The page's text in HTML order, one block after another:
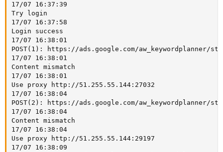
17/07 16:37:39
Try login
17/07 16:37:58
Login success
17/07 16:38:01
POST(1): https://ads.google.com/aw_keywordplanner/
17/07 16:38:01
Content mismatch
17/07 16:38:01
Use proxy http://51.255.55.144:27032
17/07 16:38:04
POST(2): https://ads.google.com/aw_keywordplanner/
17/07 16:38:04
Content mismatch
17/07 16:38:04
Use proxy http://51.255.55.144:29197
17/07 16:38:09